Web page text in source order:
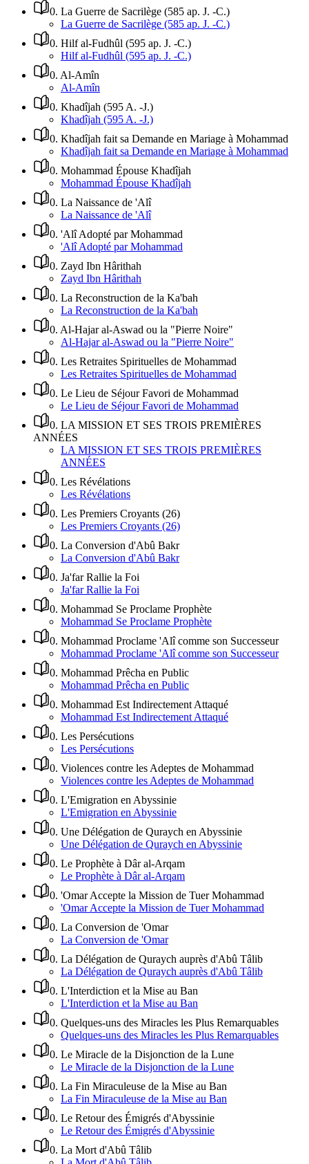
0. La Guerre de Sacrilège (585 ap. J. -C.)
La Guerre de Sacrilège (585 ap. J. -C.)
0. Hilf al-Fudhûl (595 ap. J. -C.)
Hilf al-Fudhûl (595 ap. J. -C.)
0. Al-Amîn
Al-Amîn
0. Khadîjah (595 A. -J.)
Khadîjah (595 A. -J.)
0. Khadîjah fait sa Demande en Mariage à Mohammad
Khadîjah fait sa Demande en Mariage à Mohammad
0. Mohammad Épouse Khadîjah
Mohammad Épouse Khadîjah
0. La Naissance de 'Alî
La Naissance de 'Alî
0. 'Alî Adopté par Mohammad
'Alî Adopté par Mohammad
0. Zayd Ibn Hârithah
Zayd Ibn Hârithah
0. La Reconstruction de la Ka'bah
La Reconstruction de la Ka'bah
0. Al-Hajar al-Aswad ou la "Pierre Noire"
Al-Hajar al-Aswad ou la "Pierre Noire"
0. Les Retraites Spirituelles de Mohammad
Les Retraites Spirituelles de Mohammad
0. Le Lieu de Séjour Favori de Mohammad
Le Lieu de Séjour Favori de Mohammad
0. LA MISSION ET SES TROIS PREMIÈRES
ANNÉES
LA MISSION ET SES TROIS PREMIÈRES
ANNÉES
0. Les Révélations
Les Révélations
0. Les Premiers Croyants (26)
Les Premiers Croyants (26)
0. La Conversion d'Abû Bakr
La Conversion d'Abû Bakr
0. Ja'far Rallie la Foi
Ja'far Rallie la Foi
0. Mohammad Se Proclame Prophète
Mohammad Se Proclame Prophète
0. Mohammad Proclame 'Alî comme son Successeur
Mohammad Proclame 'Alî comme son Successeur
0. Mohammad Prêcha en Public
Mohammad Prêcha en Public
0. Mohammad Est Indirectement Attaqué
Mohammad Est Indirectement Attaqué
0. Les Persécutions
Les Persécutions
0. Violences contre les Adeptes de Mohammad
Violences contre les Adeptes de Mohammad
0. L'Emigration en Abyssinie
L'Emigration en Abyssinie
0. Une Délégation de Quraych en Abyssinie
Une Délégation de Quraych en Abyssinie
0. Le Prophète à Dâr al-Arqam
Le Prophète à Dâr al-Arqam
0. 'Omar Accepte la Mission de Tuer Mohammad
'Omar Accepte la Mission de Tuer Mohammad
0. La Conversion de 'Omar
La Conversion de 'Omar
0. La Délégation de Quraych auprès d'Abû Tâlib
La Délégation de Quraych auprès d'Abû Tâlib
0. L'Interdiction et la Mise au Ban
L'Interdiction et la Mise au Ban
0. Quelques-uns des Miracles les Plus Remarquables
Quelques-uns des Miracles les Plus Remarquables
0. Le Miracle de la Disjonction de la Lune
Le Miracle de la Disjonction de la Lune
0. La Fin Miraculeuse de la Mise au Ban
La Fin Miraculeuse de la Mise au Ban
0. Le Retour des Émigrés d'Abyssinie
Le Retour des Émigrés d'Abyssinie
0. La Mort d'Abû Tâlib